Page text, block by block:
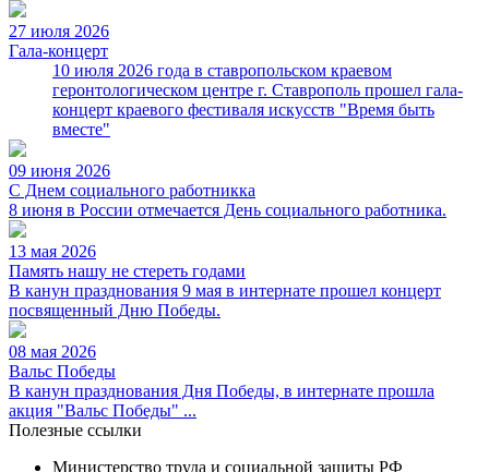
27 июля 2026
Гала-концерт
10 июля 2026 года в ставропольском краевом
геронтологическом центре г. Ставрополь прошел гала-
концерт краевого фестиваля искусств "Время быть
вместе"
09 июня 2026
С Днем социального работникка
8 июня в России отмечается День социального работника.
13 мая 2026
Память нашу не стереть годами
В канун празднования 9 мая в интернате прошел концерт
посвященный Дню Победы.
08 мая 2026
Вальс Победы
В канун празднования Дня Победы, в интернате прошла
акция "Вальс Победы" ...
Полезные ссылки
Министерство труда и социальной защиты РФ